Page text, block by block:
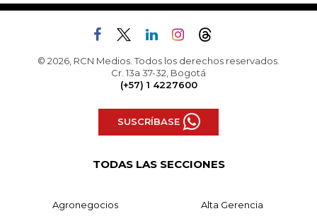
© 2026, RCN Medios. Todos los derechos reservados.
Cr. 13a 37-32, Bogotá
(+57) 1 4227600
SUSCRÍBASE
TODAS LAS SECCIONES
Agronegocios Alta Gerencia